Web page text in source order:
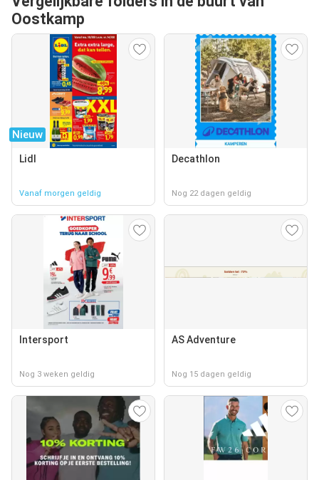
Oostkamp
Nieuw
Lidl
Vanaf morgen geldig
Decathlon
Nog 22 dagen geldig
Intersport
Nog 3 weken geldig
AS Adventure
Nog 15 dagen geldig